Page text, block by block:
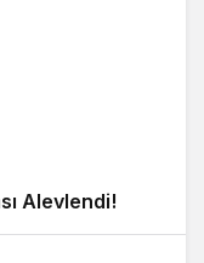
Alevlendi!